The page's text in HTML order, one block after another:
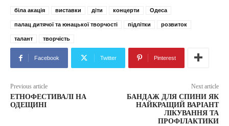
біла акація виставки діти концерти Одеса
палац дитячої та юнацької творчості підлітки розвиток
талант творчість
Facebook Twitter Pinterest
Previous article
ЕТНОФЕСТИВАЛІ НА
ОДЕЩИНІ
Next article
БАНДАЖ ДЛЯ СПИНИ ЯК
НАЙКРАЩИЙ ВАРІАНТ
ЛІКУВАННЯ ТА
ПРОФІЛАКТИКИ